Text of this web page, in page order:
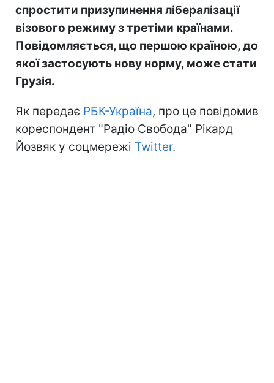
спростити призупинення лібералізації
візового режиму з третіми країнами.
Повідомляється, що першою країною, до
якої застосують нову норму, може стати
Грузія.
Як передає РБК-Україна, про це повідомив
кореспондент "Радіо Свобода" Рікард
Йозвяк у соцмережі Twitter.